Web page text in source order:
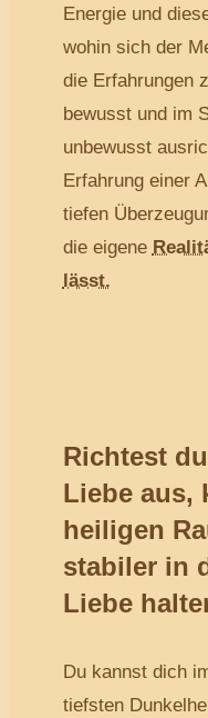
Energie und
wohin sich der
die Erfahrungen
bewusst und im
unbewusst
Erfahrung einer
tiefen
die eigene
lässt.
Richtest
Liebe aus,
heiligen
stabiler in
Liebe
Du kannst dich
tiefsten